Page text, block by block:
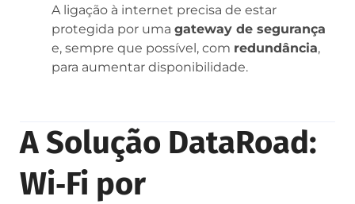
A ligação à internet precisa de estar
protegida por uma gateway de segurança
e, sempre que possível, com redundância,
para aumentar disponibilidade.
A Solução DataRoad:
Wi‑Fi por